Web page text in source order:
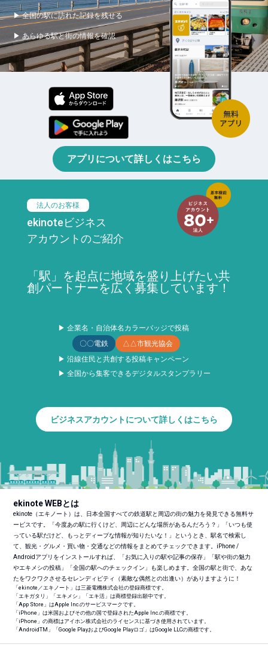
▶ 全国の駅に訪れた記録を残せる
▶ あらゆる駅と街の情報を確認
アプリについて詳しくはこちら
法人のお客様
ekinoteビジネス
アカウントのご紹介
「駅」を起点に地域を盛り上げたい共
創パートナーを広く募集しています！
▶ 企業名・自治体名カラーバッジで投稿
〇〇電鉄
△△市観光協会
▶ 沿線住民と共創する投稿キャンペーン
▶ 全国から集客できるデジタルスタンプラリー
ビジネスアカウントについて詳しくはこちら
ekinote WEBとは
ekinote（エキノート）は、日本全国すべての鉄道駅と周辺の街の魅力を発見できる無料サ
ービスです。「今度あの駅に行くけど、周辺にどんな場所があるんだろう？」「いつも使
っている駅だけど、もっとディープな情報が知りたいな！」というとき、駅名で検索し
て、観光・グルメ・買い物・交通などの情報をまとめてチェックできます。iPhone /
Androidアプリをインストールすれば、「お気に入りの駅や記事の保存」「駅や街の魅力
やエキメシの投稿」「全国の駅へのチェックイン」も楽しめます。全国の駅と街で、あな
たをワクワクさせるセレンディピティ（素敵な偶然との出逢い）がありますように！
「ekinote／エキノート」は三菱電機株式会社の登録商標です。
「エキガタリ」「エキメシ」「エキ活」は商標登録出願中です。
「App Store」はApple Inc.のサービスマークです。
「iPhone」は米国およびその他の国で登録されたApple Inc.の商標です。
「iPhone」の商標はアイホン株式会社のライセンスに基づき使用されています。
「AndroidTM 」「Google PlayおよびGoogle Playロゴ」はGoogle LLCの商標です。